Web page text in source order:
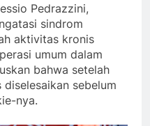
Pedrazzini,
sindrom
aktivitas kronis
umum dalam
bahwa setelah
diselesaikan sebelum
nya.